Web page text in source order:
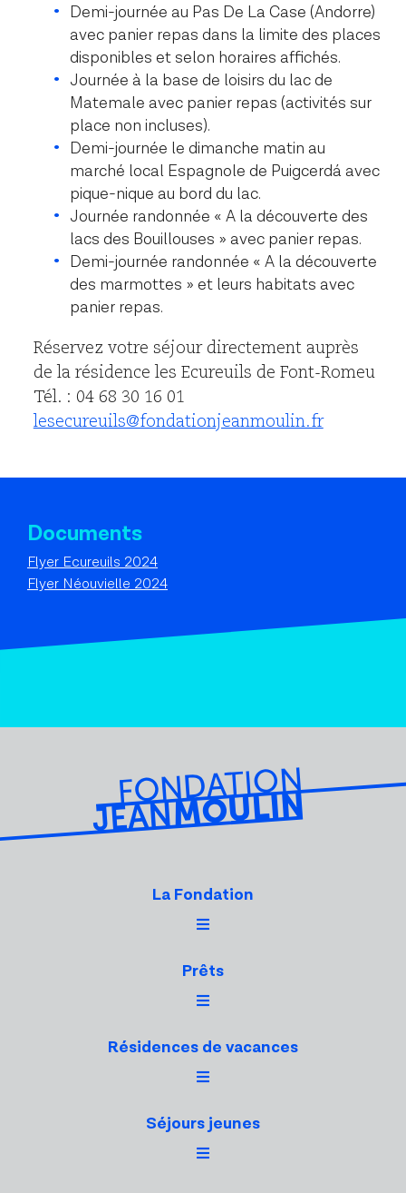
Demi-journée au Pas De La Case (Andorre)
avec panier repas dans la limite des places
disponibles et selon horaires affichés.
Journée à la base de loisirs du lac de
Matemale avec panier repas (activités sur
place non incluses).
Demi-journée le dimanche matin au
marché local Espagnole de Puigcerdá avec
pique-nique au bord du lac.
Journée randonnée « A la découverte des
lacs des Bouillouses » avec panier repas.
Demi-journée randonnée « A la découverte
des marmottes » et leurs habitats avec
panier repas.
Réservez votre séjour directement auprès
de la résidence les Ecureuils de Font-Romeu
Tél. : 04 68 30 16 01
lesecureuils@fondationjeanmoulin.fr
Documents
Flyer Ecureuils 2024
Flyer Néouvielle 2024
La Fondation
Prêts
Résidences de vacances
Séjours jeunes